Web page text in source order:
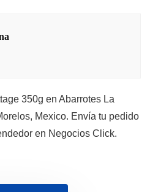
350g en Abarrotes La
Mexico. Envía tu pedido
en Negocios Click.